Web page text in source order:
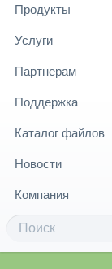
Продукты
Услуги
Партнерам
Поддержка
Каталог файлов
Новости
Компания